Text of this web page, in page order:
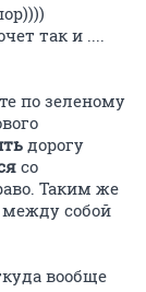
так и ....
по зеленому
дорогу
со
Таким же
собой
вообще